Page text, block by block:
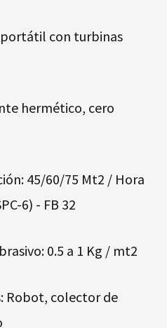
con turbinas
hermético, cero
45/60/75 Mt2 / Hora
6) - FB 32
0.5 a 1 Kg / mt2
Robot, colector de